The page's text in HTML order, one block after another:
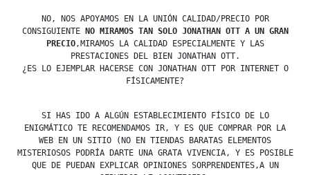
NO, NOS APOYAMOS EN LA UNIÓN CALIDAD/PRECIO POR
CONSIGUIENTE NO MIRAMOS TAN SOLO JONATHAN OTT A UN GRAN
PRECIO,MIRAMOS LA CALIDAD ESPECIALMENTE Y LAS
PRESTACIONES DEL BIEN JONATHAN OTT.
¿ES LO EJEMPLAR HACERSE CON JONATHAN OTT POR INTERNET O
FÍSICAMENTE?
SI HAS IDO A ALGÚN ESTABLECIMIENTO FÍSICO DE LO
ENIGMÁTICO TE RECOMENDAMOS IR, Y ES QUE COMPRAR POR LA
WEB EN UN SITIO (NO EN TIENDAS BARATAS ELEMENTOS
MISTERIOSOS PODRÍA DARTE UNA GRATA VIVENCIA, Y ES POSIBLE
QUE DE PUEDAN EXPLICAR OPINIONES SORPRENDENTES,A UN